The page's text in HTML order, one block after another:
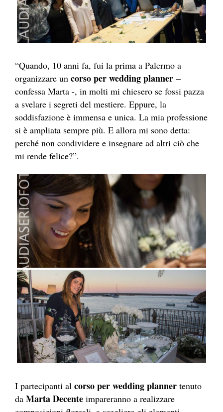
“Quando, 10 anni fa, fui la prima a Palermo a
organizzare un corso per wedding planner –
confessa Marta -, in molti mi chiesero se fossi pazza
a svelare i segreti del mestiere. Eppure, la
soddisfazione è immensa e unica. La mia professione
si è ampliata sempre più. E allora mi sono detta:
perché non condividere e insegnare ad altri ciò che
mi rende felice?”.
I partecipanti al corso per wedding planner tenuto
da Marta Decente impareranno a realizzare